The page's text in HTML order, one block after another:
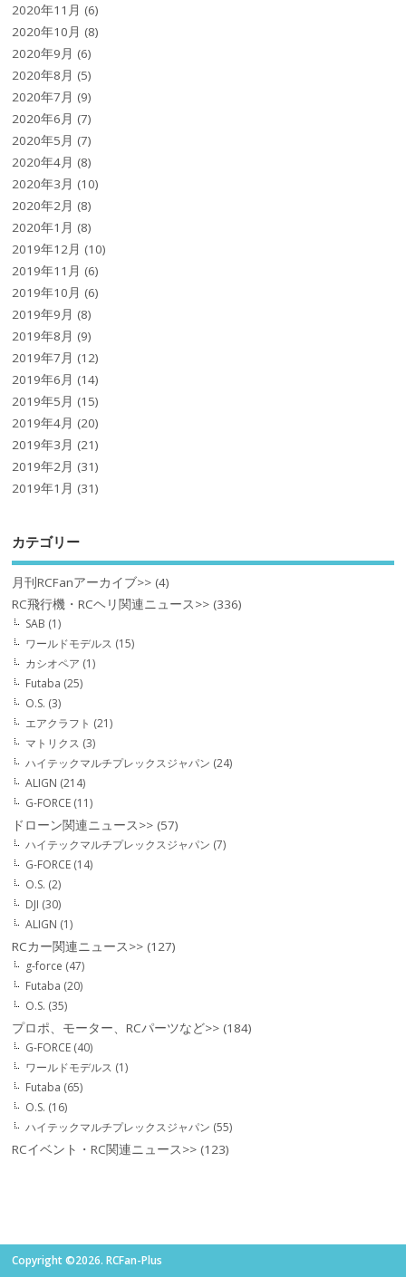
2020年11月 (6)
2020年10月 (8)
2020年9月 (6)
2020年8月 (5)
2020年7月 (9)
2020年6月 (7)
2020年5月 (7)
2020年4月 (8)
2020年3月 (10)
2020年2月 (8)
2020年1月 (8)
2019年12月 (10)
2019年11月 (6)
2019年10月 (6)
2019年9月 (8)
2019年8月 (9)
2019年7月 (12)
2019年6月 (14)
2019年5月 (15)
2019年4月 (20)
2019年3月 (21)
2019年2月 (31)
2019年1月 (31)
カテゴリー
月刊RCFanアーカイブ>> (4)
RC飛行機・RCヘリ関連ニュース>> (336)
SAB (1)
ワールドモデルス (15)
カシオペア (1)
Futaba (25)
O.S. (3)
エアクラフト (21)
マトリクス (3)
ハイテックマルチプレックスジャパン (24)
ALIGN (214)
G-FORCE (11)
ドローン関連ニュース>> (57)
ハイテックマルチプレックスジャパン (7)
G-FORCE (14)
O.S. (2)
DJI (30)
ALIGN (1)
RCカー関連ニュース>> (127)
g-force (47)
Futaba (20)
O.S. (35)
プロポ、モーター、RCパーツなど>> (184)
G-FORCE (40)
ワールドモデルス (1)
Futaba (65)
O.S. (16)
ハイテックマルチプレックスジャパン (55)
RCイベント・RC関連ニュース>> (123)
Copyright ©2026. RCFan-Plus